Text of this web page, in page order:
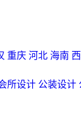
重庆 河北 海南
所设计 公装设计